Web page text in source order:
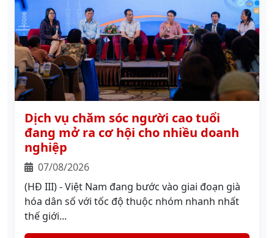
Dịch vụ chăm sóc người cao tuổi
đang mở ra cơ hội cho nhiều doanh
nghiệp
07/08/2026
(HĐ III) - Việt Nam đang bước vào giai đoạn già
hóa dân số với tốc độ thuộc nhóm nhanh nhất
thế giới...